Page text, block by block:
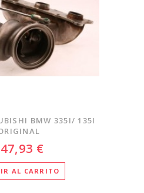
BMW 335I/ 135I
€
AL CARRITO